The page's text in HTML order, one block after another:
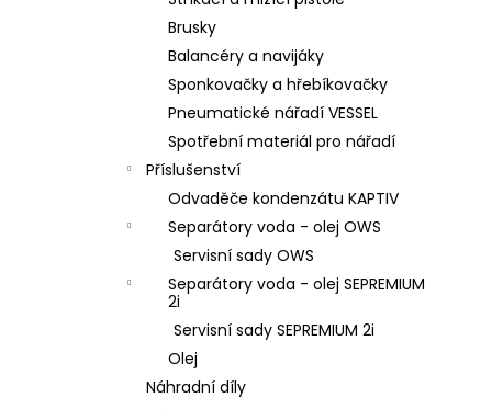
Brusky
Balancéry a navijáky
Sponkovačky a hřebíkovačky
Pneumatické nářadí VESSEL
Spotřební materiál pro nářadí
Příslušenství
Odvaděče kondenzátu KAPTIV
Separátory voda - olej OWS
Servisní sady OWS
Separátory voda - olej SEPREMIUM
2i
Servisní sady SEPREMIUM 2i
Olej
Náhradní díly